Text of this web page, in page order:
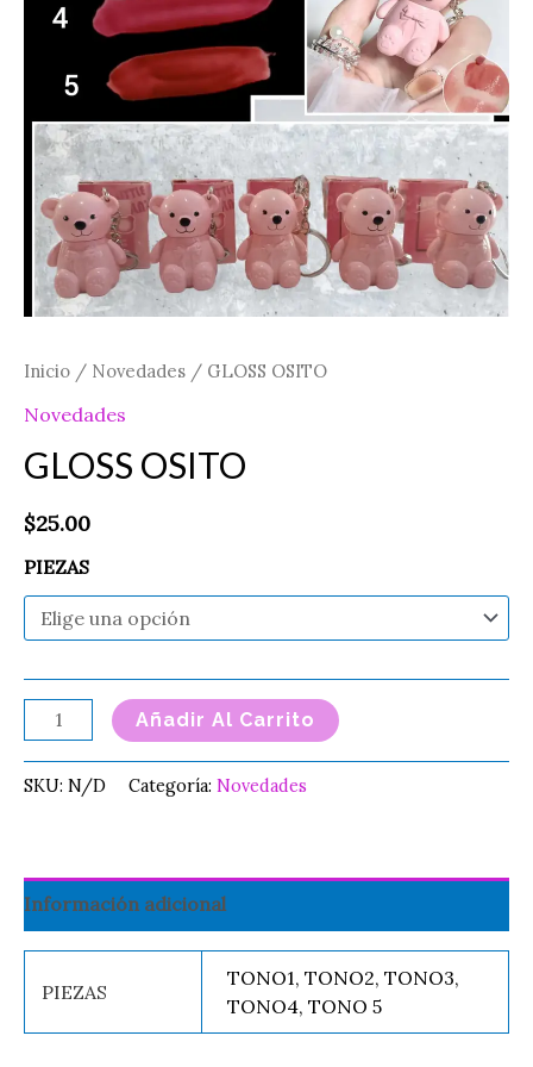
Inicio / Novedades / GLOSS OSITO
Novedades
GLOSS OSITO
$25.00
PIEZAS
Añadir Al Carrito
SKU: N/D Categoría: Novedades
Información adicional
PIEZAS
TONO1, TONO2, TONO3,
TONO4, TONO 5